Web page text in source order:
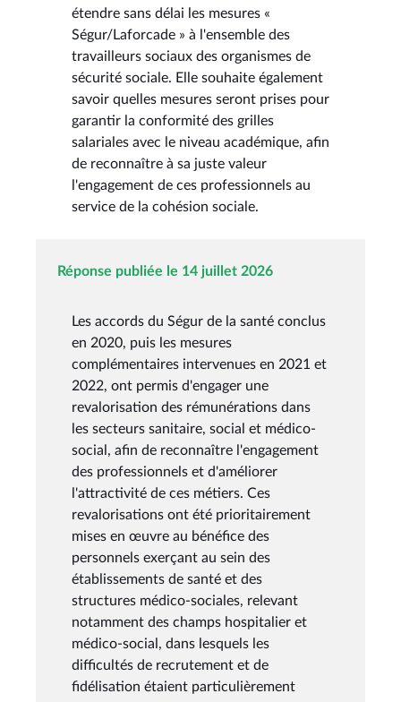
étendre sans délai les mesures «
Ségur/Laforcade » à l'ensemble des
travailleurs sociaux des organismes de
sécurité sociale. Elle souhaite également
savoir quelles mesures seront prises pour
garantir la conformité des grilles
salariales avec le niveau académique, afin
de reconnaître à sa juste valeur
l'engagement de ces professionnels au
service de la cohésion sociale.
Réponse publiée le 14 juillet 2026
Les accords du Ségur de la santé conclus
en 2020, puis les mesures
complémentaires intervenues en 2021 et
2022, ont permis d'engager une
revalorisation des rémunérations dans
les secteurs sanitaire, social et médico-
social, afin de reconnaître l'engagement
des professionnels et d'améliorer
l'attractivité de ces métiers. Ces
revalorisations ont été prioritairement
mises en œuvre au bénéfice des
personnels exerçant au sein des
établissements de santé et des
structures médico-sociales, relevant
notamment des champs hospitalier et
médico-social, dans lesquels les
difficultés de recrutement et de
fidélisation étaient particulièrement